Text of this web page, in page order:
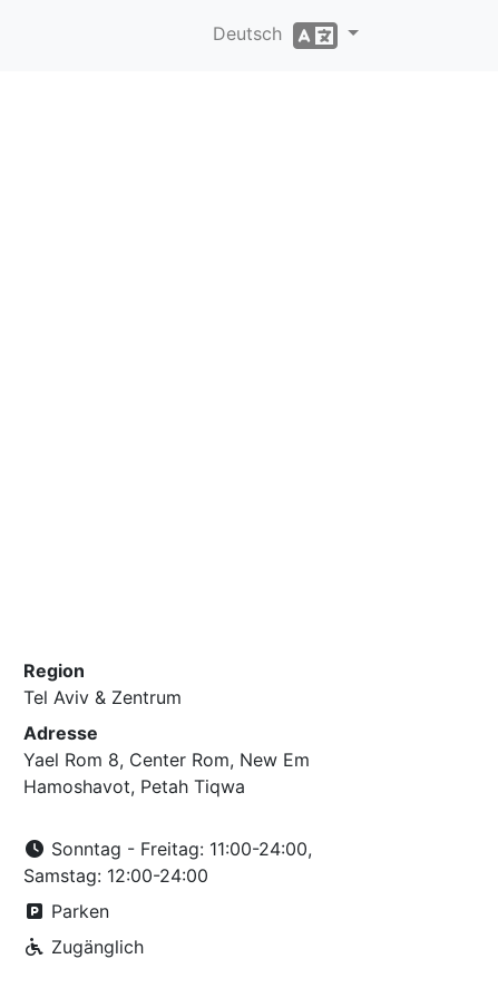
Deutsch
Region
Tel Aviv & Zentrum
Adresse
Yael Rom 8, Center Rom, New Em
Hamoshavot, Petah Tiqwa
Sonntag - Freitag: 11:00-24:00,
Samstag: 12:00-24:00
Parken
Zugänglich